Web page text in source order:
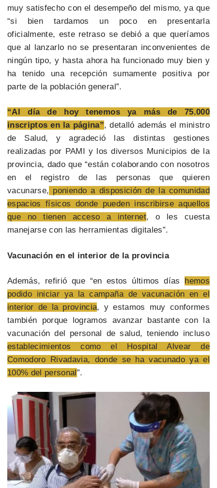
muy satisfecho con el desempeño del mismo, ya que
“si bien tardamos un poco en presentarla
oficialmente, este retraso se debió a que queríamos
que al lanzarlo no se presentaran inconvenientes de
ningún tipo, y hasta ahora ha funcionado muy bien y
ha tenido una recepción sumamente positiva por
parte de la población general”.
“Al día de hoy tenemos ya más de 75.000
inscriptos en la página”, detalló además el ministro
de Salud, y agradeció las distintas gestiones
realizadas por PAMI y los diversos Municipios de la
provincia, dado que “están colaborando con nosotros
en el registro de las personas que quieren
vacunarse, poniendo a disposición de la comunidad
espacios físicos donde pueden inscribirse aquellos
que no tienen acceso a internet, o les cuesta
manejarse con las herramientas digitales”.
Vacunación en el interior de la provincia
Además, refirió que “en estos últimos días hemos
podido iniciar ya la campaña de vacunación en el
interior de la provincia, y estamos muy conformes
también porque logramos avanzar bastante con la
vacunación del personal de salud, teniendo incluso
establecimientos como el Hospital Alvear de
Comodoro Rivadavia, donde se ha vacunado ya el
100% del personal ”.